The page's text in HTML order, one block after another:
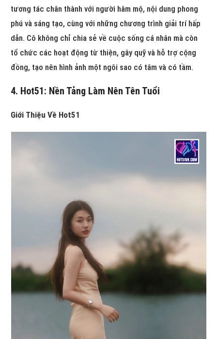
tương tác chân thành với người hâm mộ, nội dung phong
phú và sáng tạo, cùng với những chương trình giải trí hấp
dẫn. Cô không chỉ chia sẻ về cuộc sống cá nhân mà còn
tổ chức các hoạt động từ thiện, gây quỹ và hỗ trợ cộng
đồng, tạo nên hình ảnh một ngôi sao có tâm và có tầm.
4. Hot51: Nền Tảng Làm Nên Tên Tuổi
Giới Thiệu Về Hot51